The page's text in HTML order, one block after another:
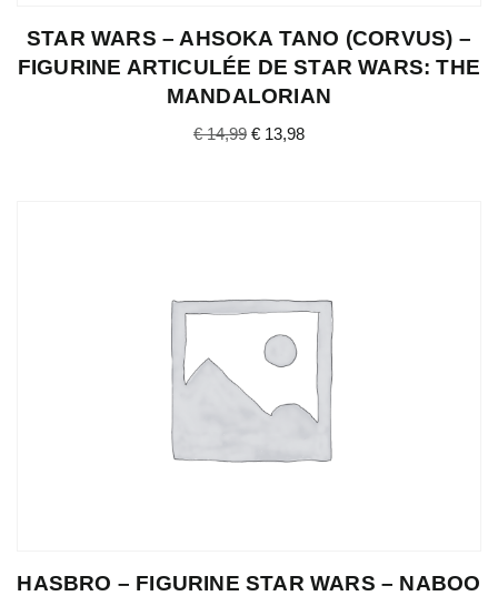
STAR WARS – AHSOKA TANO (CORVUS) –
FIGURINE ARTICULÉE DE STAR WARS: THE
MANDALORIAN
€14,99 € 13,98
HASBRO – FIGURINE STAR WARS – NABOO